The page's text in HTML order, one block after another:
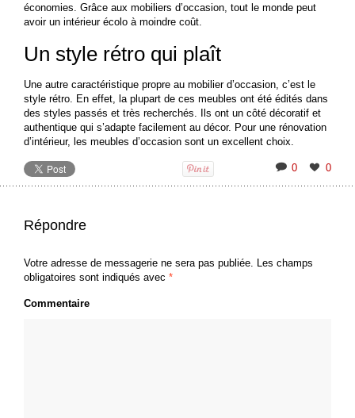
économies. Grâce aux mobiliers d’occasion, tout le monde peut
avoir un intérieur écolo à moindre coût.
Un style rétro qui plaît
Une autre caractéristique propre au mobilier d’occasion, c’est le
style rétro. En effet, la plupart de ces meubles ont été édités dans
des styles passés et très recherchés. Ils ont un côté décoratif et
authentique qui s’adapte facilement au décor. Pour une rénovation
d’intérieur, les meubles d’occasion sont un excellent choix.
0 0
Répondre
Votre adresse de messagerie ne sera pas publiée.
Les champs
obligatoires sont indiqués avec *
Commentaire